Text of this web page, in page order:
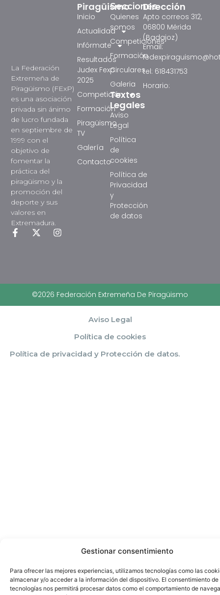
Gestionar consentimiento
Para ofrecer las mejores experiencias, utilizamos tecnologías como las
almacenar y/o acceder a la información del dispositivo. El consentimiento de
tecnologías nos permitirá procesar datos como el comportamiento de
La Federación
Extremeña de
Piragüismo (FExP)
es una asociación
privada sin ánimo
de lucro fundada
en septiembre de
1999 con el
objetivo de
fomentar la
práctica del
piragüismo y la
promoción del
deporte y sus
valores en
Extremadura.
Secciones
Quienes
somos
Competiciones
Formación
Circulares
Galeria
Textos
Legales
Aviso
Legal
Política
de
cookies
Política de
Privacidad
y
Protección
de datos
Piragüismo
Inicio
Actualidad
Infórmate
Resultados
Judex Fexp
2025
Competición
Formación
Piragüismo
TV
Galería
Contacto
Dirección
Apto correos 312,
06800 Mérida
(Badajoz)
Email:
tel: 618431753
Horario:
©2026 Federación Extremeña De Piragüismo
Aviso Legal
Política de cookies
Política de privacidad y Protección de datos.